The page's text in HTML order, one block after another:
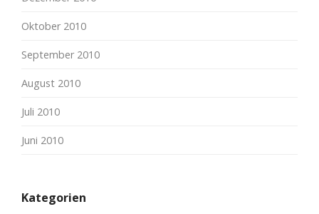
Oktober 2010
September 2010
August 2010
Juli 2010
Juni 2010
Kategorien